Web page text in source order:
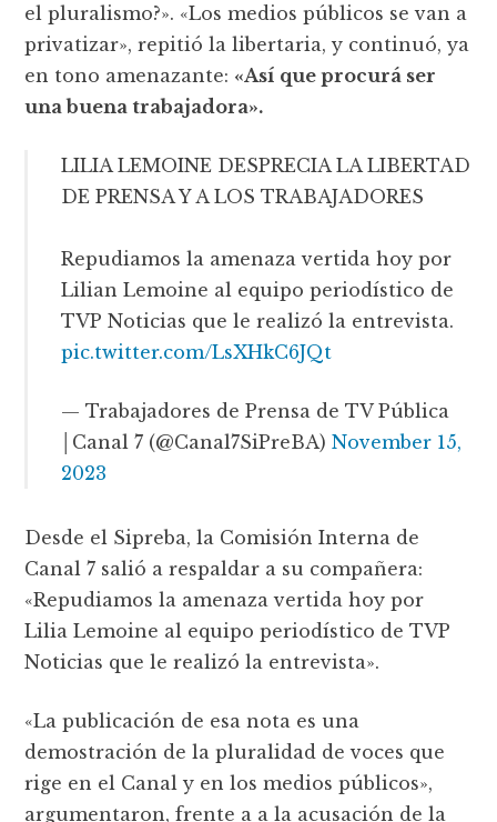
el pluralismo?». «Los medios públicos se van a
privatizar», repitió la libertaria, y continuó, ya
en tono amenazante: «Así que procurá ser
una buena trabajadora».
LILIA LEMOINE DESPRECIA LA LIBERTAD
DE PRENSA Y A LOS TRABAJADORES
Repudiamos la amenaza vertida hoy por
Lilian Lemoine al equipo periodístico de
TVP Noticias que le realizó la entrevista.
pic.twitter.com/LsXHkC6JQt
— Trabajadores de Prensa de TV Pública
│Canal 7 (@Canal7SiPreBA)November 15,
2023
Desde el Sipreba, la Comisión Interna de
Canal 7 salió a respaldar a su compañera:
«Repudiamos la amenaza vertida hoy por
Lilia Lemoine al equipo periodístico de TVP
Noticias que le realizó la entrevista».
«La publicación de esa nota es una
demostración de la pluralidad de voces que
rige en el Canal y en los medios públicos»,
argumentaron, frente a a la acusación de la